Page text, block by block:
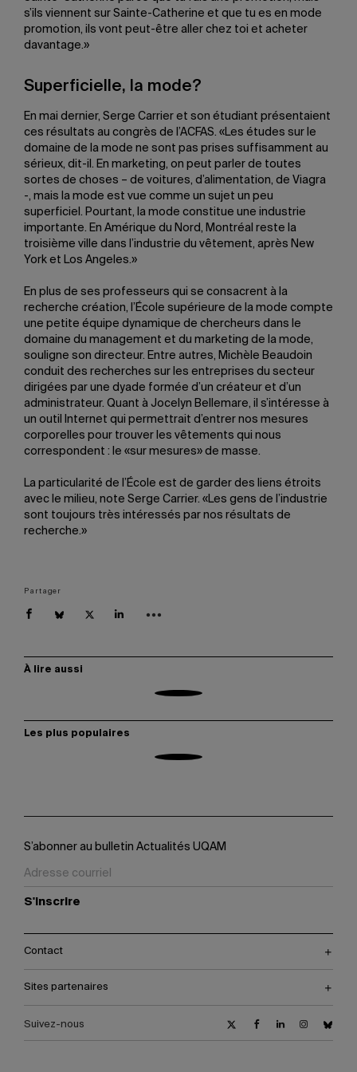
s’ils viennent sur Sainte-Catherine et que tu es en mode
promotion, ils vont peut-être aller chez toi et acheter
davantage.»
Superficielle, la mode?
En mai dernier, Serge Carrier et son étudiant présentaient
ces résultats au congrès de l’ACFAS. «Les études sur le
domaine de la mode ne sont pas prises suffisamment au
sérieux, dit-il. En marketing, on peut parler de toutes
sortes de choses – de voitures, d’alimentation, de Viagra
-, mais la mode est vue comme un sujet un peu
superficiel. Pourtant, la mode constitue une industrie
importante. En Amérique du Nord, Montréal reste la
troisième ville dans l’industrie du vêtement, après New
York et Los Angeles.»
En plus de ses professeurs qui se consacrent à la
recherche création, l’École supérieure de la mode compte
une petite équipe dynamique de chercheurs dans le
domaine du management et du marketing de la mode,
souligne son directeur. Entre autres, Michèle Beaudoin
conduit des recherches sur les entreprises du secteur
dirigées par une dyade formée d’un créateur et d’un
administrateur. Quant à Jocelyn Bellemare, il s’intéresse à
un outil Internet qui permettrait d’entrer nos mesures
corporelles pour trouver les vêtements qui nous
correspondent : le «sur mesures» de masse.
La particularité de l’École est de garder des liens étroits
avec le milieu, note Serge Carrier. «Les gens de l’industrie
sont toujours très intéressés par nos résultats de
recherche.»
Partager
À lire aussi
Les plus populaires
S’abonner au bulletin Actualités UQAM
S'inscrire
Contact
Sites partenaires
Suivez-nous